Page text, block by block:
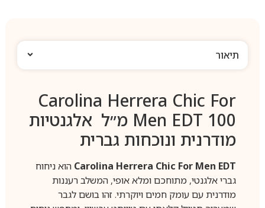
תיאור
Carolina Herrera Chic For
Men EDT 100 מ״ל אלגנטיות
מודרנית ונוכחות גברית
Carolina Herrera Chic For Men EDTהוא ניחוח
גברי אלגנטי, מתוחכם ומלא אופי, המשלב רעננות
מודרנית עם עומק חמים ויוקרתי. זהו בושם לגבר